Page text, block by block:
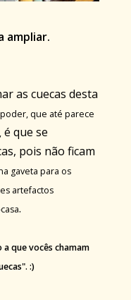
ampliar.
as cuecas desta
que até parece
é que se
pois não ficam
gaveta para os
artefactos
.
que vocês chamam
:)